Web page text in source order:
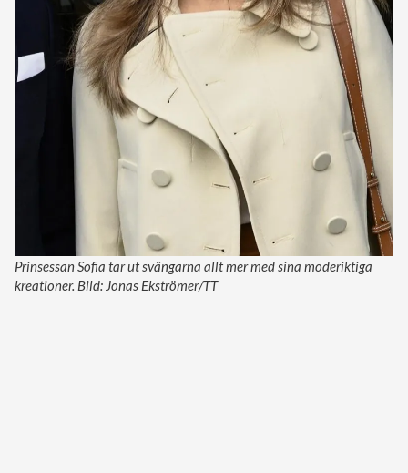
Prinsessan Sofia tar ut svängarna allt mer med sina moderiktiga
kreationer. Bild: Jonas Ekströmer/TT